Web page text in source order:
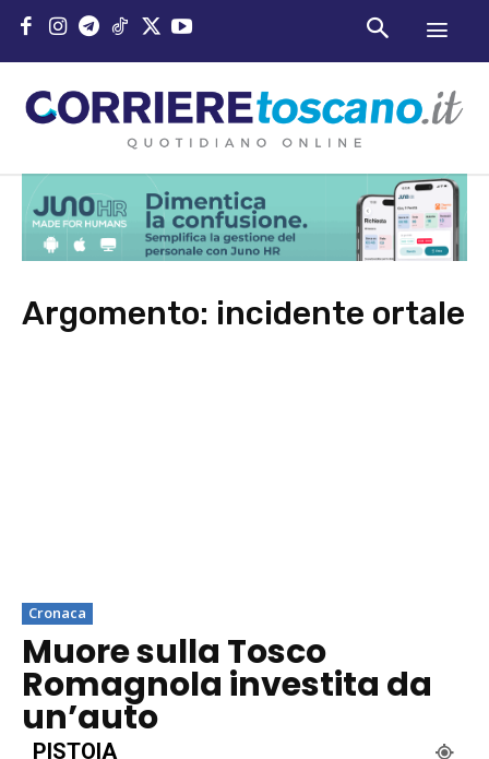
Argomento: incidente ortale
Cronaca
Muore sulla Tosco
Romagnola investita da
un’auto
PISTOIA